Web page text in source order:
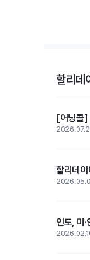
할리데
[어닝콜]
할리데
인도, 미